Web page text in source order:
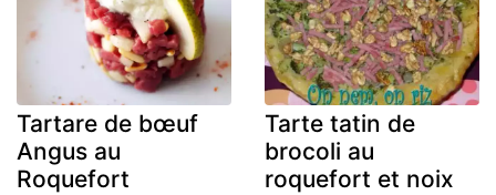
Tartare de bœuf
Angus au
Roquefort
Tarte tatin de
brocoli au
roquefort et noix